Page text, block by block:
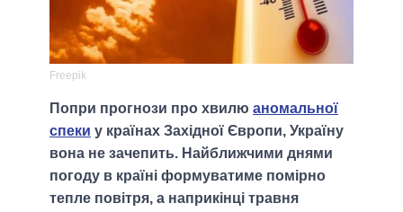
Freepik
Попри прогнози про хвилю аномальної
спеки у країнах Західної Європи, Україну
вона не зачепить. Найближчими днями
погоду в країні формуватиме помірно
тепле повітря, а наприкінці травня